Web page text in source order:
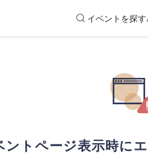
イベントを探す
ントページ表示時に